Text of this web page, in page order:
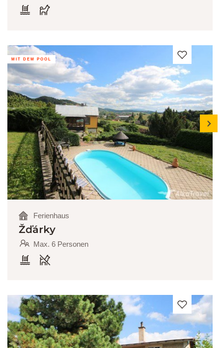
MIT DEM POOL
next
Ferienhaus
Žďárky
Max. 6 Personen